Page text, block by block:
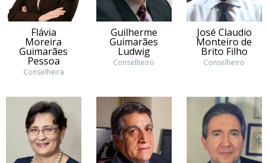
Flávia
Moreira
Guimarães
Pessoa
Conselheira
Guilherme
Guimarães
Ludwig
Conselheiro
José Claudio
Monteiro de
Brito Filho
Conselheiro